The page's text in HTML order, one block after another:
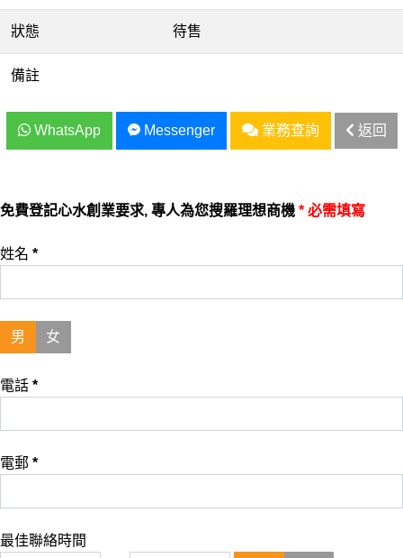
狀態 待售
備註
WhatsApp Messenger 業務查詢 返回
免費登記心水創業要求, 專人為您搜羅理想商機 * 必需填寫
姓名 *
男 女
電話 *
電郵 *
最佳聯絡時間